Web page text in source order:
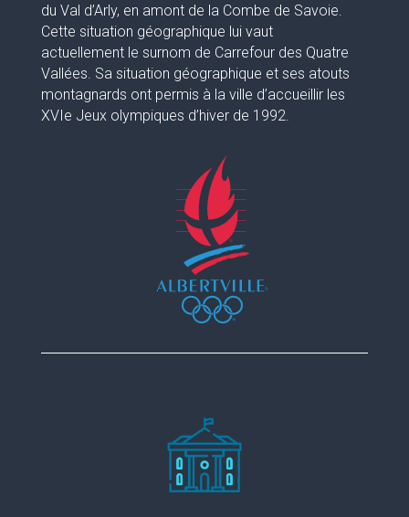
du Val d’Arly, en amont de la Combe de Savoie.
Cette situation géographique lui vaut
actuellement le surnom de Carrefour des Quatre
Vallées. Sa situation géographique et ses atouts
montagnards ont permis à la ville d’accueillir les
XVIe Jeux olympiques d’hiver de 1992.